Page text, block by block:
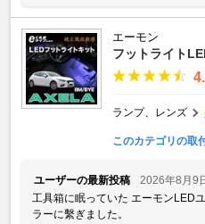
エーモン
フットライト
ランプ、レンズ
このカテゴリの取
ユーザーの最新投稿
2026年8月9
工具箱に眠っていた エーモンLED
ラーに繫ぎました。